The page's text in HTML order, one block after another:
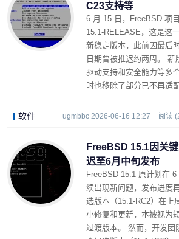
C23支持等
6 月 15 日，FreeBSD 项
15.1-RELEASE，这是这
新稳定版本，此前因最后
日期曾被推迟约两周。 新
驱动支持和安全能力等多
时也移除了部分已不再适
软件 ugmbbc 2026-06-16 12:27 阅读
FreeBSD 15.1因关
迟至6月中旬发布
FreeBSD 15.1 原计划在
续出现新问题，发布进度
选版本（15.1-RC2）在上
小修复和更新，本被视为
过渡版本。 然而，开发团